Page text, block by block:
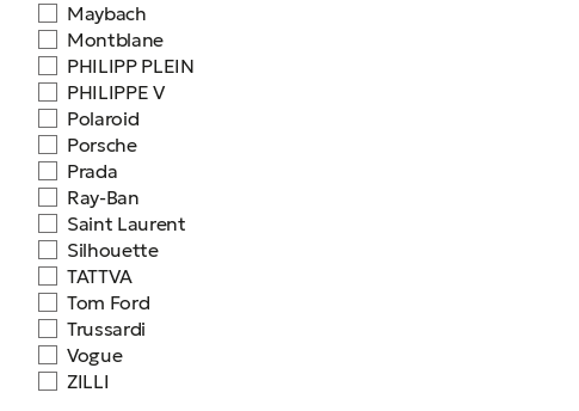
Maybach
Montblane
PHILIPP PLEIN
PHILIPPE V
Polaroid
Porsche
Prada
Ray-Ban
Saint Laurent
Silhouette
TATTVA
Tom Ford
Trussardi
Vogue
ZILLI